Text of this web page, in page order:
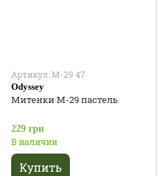
Артикул: М-29 47
Odyssey
Митенки М-29 пастель
229 грн
В наличии
Купить